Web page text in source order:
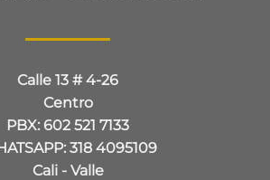
Calle 13 # 4-26
Centro
PBX: 602 521 7133
318 4095109
Cali - Valle